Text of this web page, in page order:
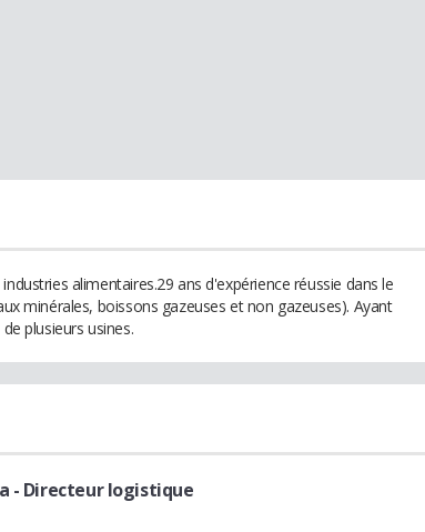
alimentaires.29 ans d'expérience réussie dans le
minérales, boissons gazeuses et non gazeuses). Ayant
plusieurs usines.
- Directeur logistique